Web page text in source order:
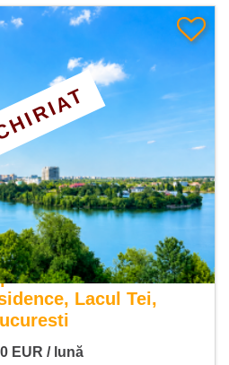
3 camere
Lacul Tei,
EUR / lună